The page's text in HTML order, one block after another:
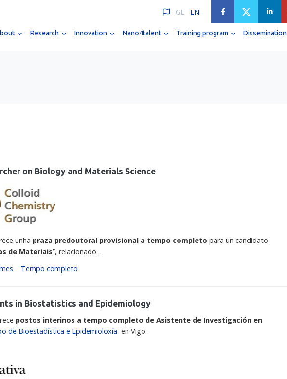
GL EN
Research Innovation Nano4talent Training program Dissemination
on Biology and Materials Science
unha praza predoutoral provisional a tempo completo para un candidato
de Materiais”, relacionado…
Tempo completo
in Biostatistics and Epidemiology
postos interinos a tempo completo de Asistente de Investigación en
de Bioestadística e Epidemioloxía en Vigo.